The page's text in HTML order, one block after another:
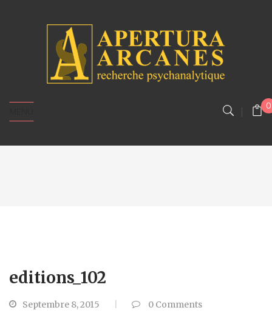
0
editions_102
Septembre 8, 2015 0 Comments